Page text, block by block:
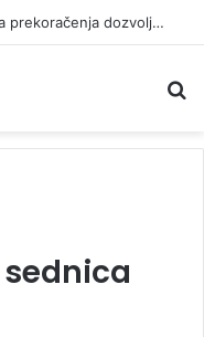
Otkriveno više od 19.000 prekršaja prekoračenja dozvoljene brzine